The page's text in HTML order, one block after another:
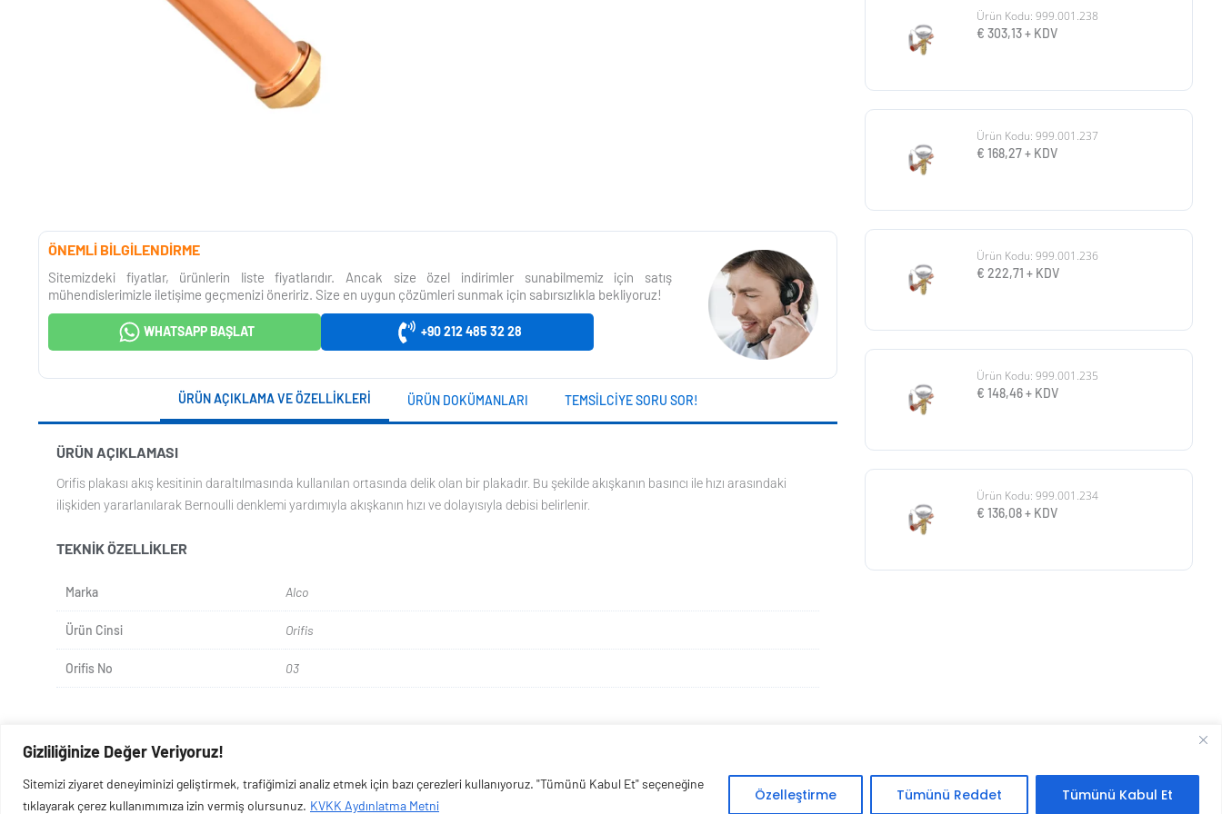
Gizliliğinize Değer Veriyoruz!
Sitemizi ziyaret deneyiminizi geliştirmek, trafiğimizi analiz etmek için bazı çerezleri kullanıyoruz. "Tümünü Kabul Et" seçeneğine
tıklayarak çerez kullanımımıza izin vermiş olursunuz. KVKK Aydınlatma Metni
Özelleştirme Tümünü Reddet Tümünü Kabul Et
ÖNEMLİ BİLGİLENDİRME
Sitemizdeki fiyatlar, ürünlerin liste fiyatlarıdır. Ancak size özel indirimler sunabilmemiz için satış
mühendislerimizle iletişime geçmenizi öneririz. Size en uygun çözümleri sunmak için sabırsızlıkla bekliyoruz!
WHATSAPP BAŞLAT +90 212 485 32 28
ÜRÜN AÇIKLAMA VE ÖZELLIKLERI ÜRÜN DOKÜMANLARI TEMSILCIYE SORU SOR!
ÜRÜN AÇIKLAMASI
Orifis plakası akış kesitinin daraltılmasında kullanılan ortasında delik olan bir plakadır. Bu şekilde akışkanın basıncı ile hızı arasındaki
ilişkiden yararlanılarak Bernoulli denklemi yardımıyla akışkanın hızı ve dolayısıyla debisi belirlenir.
TEKNIK ÖZELLIKLER
Marka Alco
Ürün Cinsi Orifis
Orifis No 03
Ürün Kodu: 999.001.238
€ 303,13+ KDV
Ürün Kodu: 999.001.237
€ 168,27+ KDV
Ürün Kodu: 999.001.236
€ 222,71 + KDV
Ürün Kodu: 999.001.235
€ 148,46+ KDV
Ürün Kodu: 999.001.234
€ 136,08+ KDV
Copyright © 2026 Esen Isıtma Soğutma İnşaat Ltd Şti | Tüm Hakları Saklıdır.